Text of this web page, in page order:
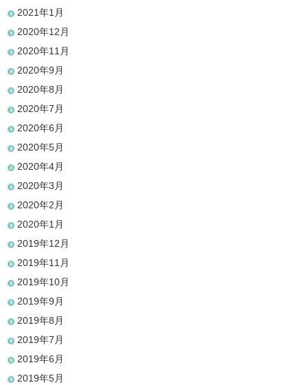
2021年1月
2020年12月
2020年11月
2020年9月
2020年8月
2020年7月
2020年6月
2020年5月
2020年4月
2020年3月
2020年2月
2020年1月
2019年12月
2019年11月
2019年10月
2019年9月
2019年8月
2019年7月
2019年6月
2019年5月